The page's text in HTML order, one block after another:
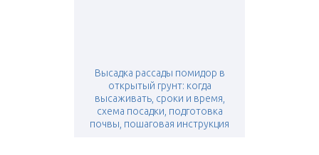
Высадка рассады помидор в
открытый грунт: когда
высаживать, сроки и время,
схема посадки, подготовка
почвы, пошаговая инструкция